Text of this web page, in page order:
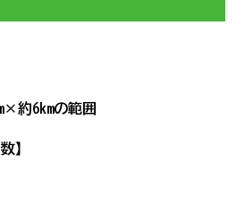
約6kmの範囲
】